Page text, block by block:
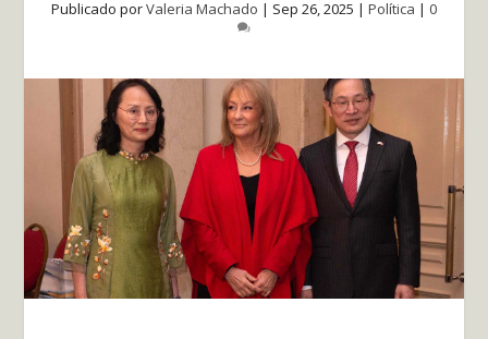
Publicado porValeria Machado | Sep 26, 2025 | Política | 0